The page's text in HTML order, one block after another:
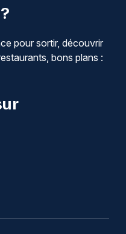
pour sortir, découvrir
bons plans :